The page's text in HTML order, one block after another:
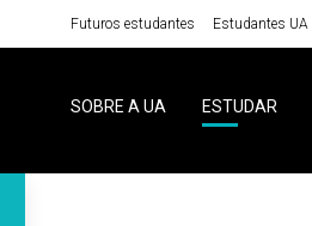
Futuros estudantes Estudantes UA
SOBRE A UA ESTUDAR